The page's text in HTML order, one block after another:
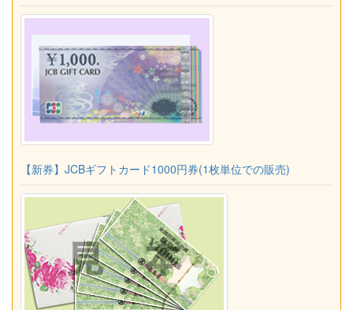
【新券】JCBギフトカード1000円券(1枚単位での販売)